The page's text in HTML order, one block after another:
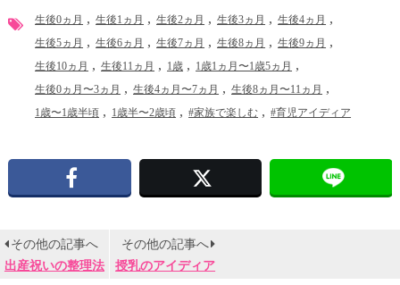
生後0ヵ月 生後1ヵ月 生後2ヵ月 生後3ヵ月 生後4ヵ月
生後5ヵ月 生後6ヵ月 生後7ヵ月 生後8ヵ月 生後9ヵ月
生後10ヵ月 生後11ヵ月 1歳 1歳1ヵ月〜1歳5ヵ月
生後0ヵ月〜3ヵ月 生後4ヵ月〜7ヵ月 生後8ヵ月〜11ヵ月
1歳〜1歳半頃 1歳半〜2歳頃 #家族で楽しむ #育児アイディア
その他の記事へ
出産祝いの整理法
その他の記事へ
授乳のアイディア